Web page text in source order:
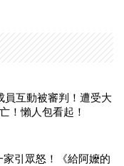
員互動被審判！遭受大
！懶人包看起！
引眾怒！《給阿嬤的